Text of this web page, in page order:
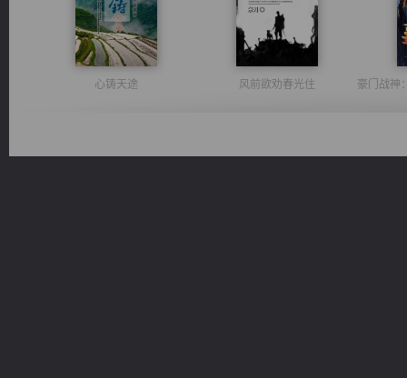
心铸天途 风前欲劝春光住